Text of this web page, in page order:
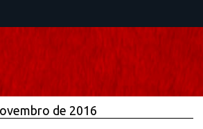
de 2016